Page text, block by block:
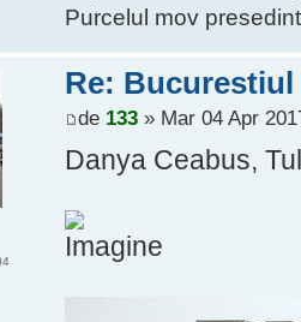
Purcelul mov
Re:
de 133» Mar 04 Apr
Danya Ceabus,